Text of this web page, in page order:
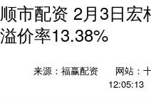
顺市配资 2月3日宏
溢价率13.38%
来源：福赢配资 网站：
12:05:13